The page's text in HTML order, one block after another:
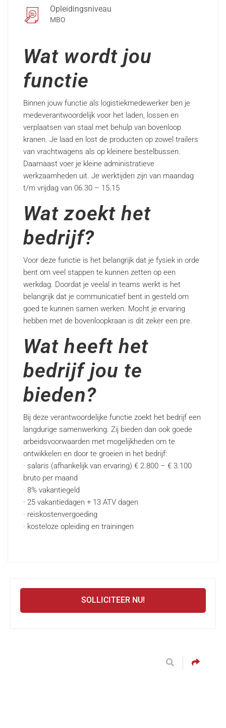
Opleidingsniveau
MBO
Wat wordt jou
functie
Binnen jouw functie als logistiekmedewerker ben je
medeverantwoordelijk voor het laden, lossen en
verplaatsen van staal met behulp van bovenloop
kranen. Je laad en lost de producten op zowel trailers
van vrachtwagens als op kleinere bestelbussen.
Daarnaast voer je kleine administratieve
werkzaamheden uit. Je werktijden zijn van maandag
t/m vrijdag van 06.30 – 15.15
Wat zoekt het
bedrijf?
Voor deze functie is het belangrijk dat je fysiek in orde
bent om veel stappen te kunnen zetten op een
werkdag. Doordat je veelal in teams werkt is het
belangrijk dat je communicatief bent in gesteld om
goed te kunnen samen werken. Mocht je ervaring
hebben met de bovenloopkraan is dit zeker een pre.
Wat heeft het
bedrijf jou te
bieden?
Bij deze verantwoordelijke functie zoekt het bedrijf een
langdurige samenwerking. Zij bieden dan ook goede
arbeidsvoorwaarden met mogelijkheden om te
ontwikkelen en door te groeien in het bedrijf:
· salaris (afhankelijk van ervaring) € 2.800 – € 3.100
bruto per maand
· 8% vakantiegeld
· 25 vakantiedagen + 13 ATV dagen
· reiskostenvergoeding
· kosteloze opleiding en trainingen
SOLLICITEER NU!